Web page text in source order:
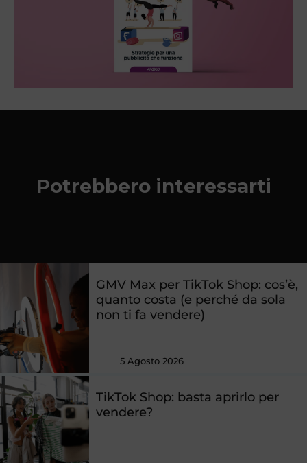
Potrebbero interessarti
GMV Max per TikTok Shop: cos’è,
quanto costa (e perché da sola
non ti fa vendere)
5 Agosto 2026
TikTok Shop: basta aprirlo per
vendere?